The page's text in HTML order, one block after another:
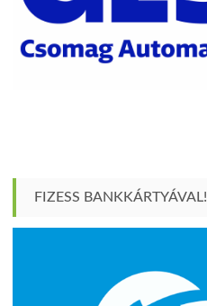
FIZESS BANKKÁRTYÁVAL!